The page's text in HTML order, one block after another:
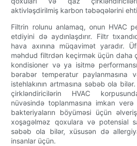
aktivləşdirilmiş karbon təbəqələrini
Filtrin rolunu anlamaq, onun HVAC
etdiyini də aydınlaşdırır. Filtr
hava axınına müqavimət yaradır.
məhdud filtrdən keçirmək üçün daha
kondisioner və ya isitmə
bərabər temperatur paylanmasına
istehlakının artmasına səbəb ola
çirkləndiricilərin HVAC
nüvəsində toplanmasına imkan
bakteriyaların böyüməsi üçün
xoşagəlməz qoxulara və potensial
səbəb ola bilər, xüsusən də
insanlar üçün.